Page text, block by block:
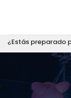
¿Estás preparado